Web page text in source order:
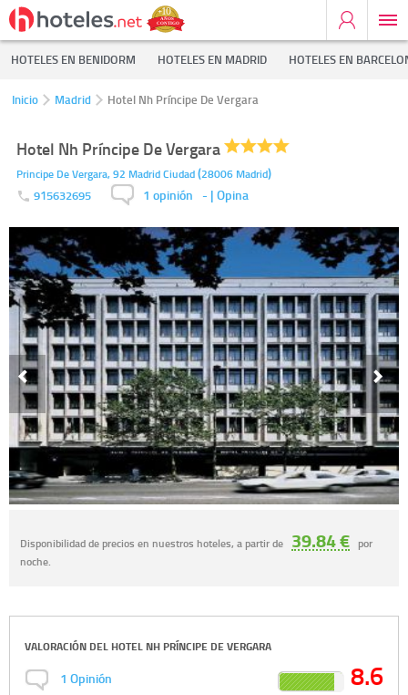
HOTELES EN BENIDORM HOTELES EN MADRID HOTELES EN
Inicio Madrid Hotel Nh Príncipe De Vergara
Hotel Nh Príncipe De Vergara
Principe De Vergara, 92 Madrid Ciudad(28006 Madrid)
915632695 1 opinión - | Opina
Disponibilidad de precios en nuestros hoteles, a partir de 39.84 € por
noche.
VALORACIÓN DEL HOTEL NH PRÍNCIPE DE VERGARA
1 Opinión 8.6